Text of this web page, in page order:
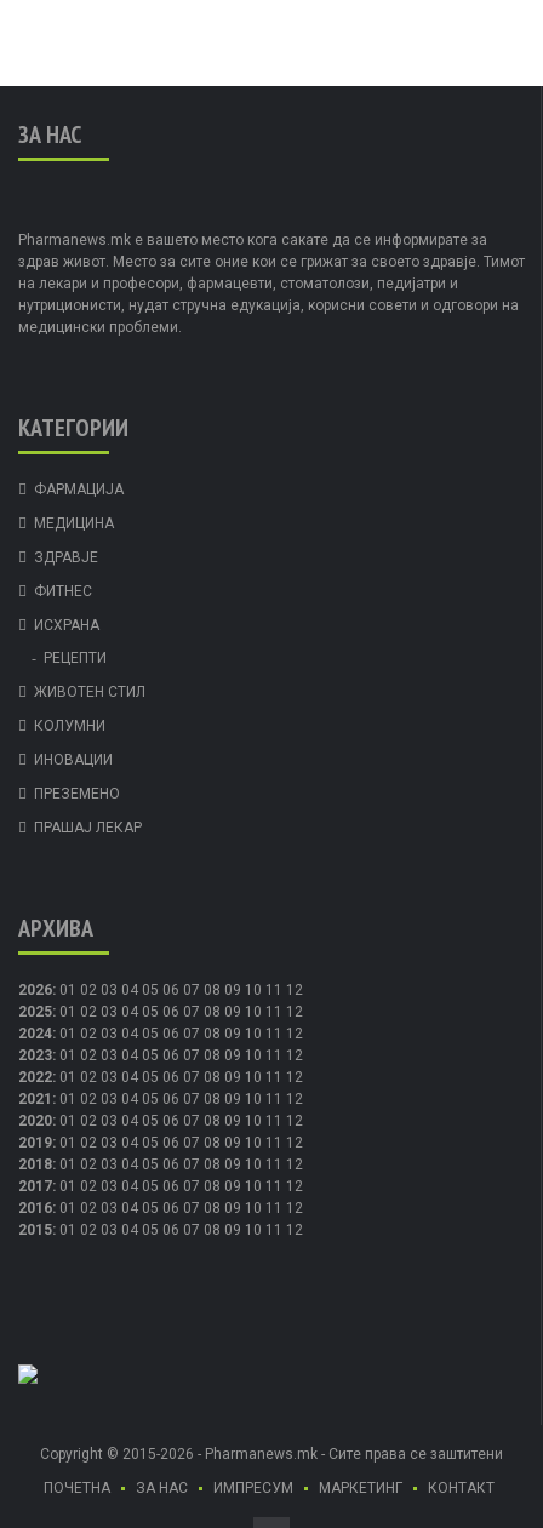
ЗА НАС
Pharmanews.mk е вашето место кога сакате да се информирате за
здрав живот. Место за сите оние кои се грижат за своето здравје. Тимот
на лекари и професори, фармацевти, стоматолози, педијатри и
нутриционисти, нудат стручна едукација, корисни совети и одговори на
медицински проблеми.
КАТЕГОРИИ
ФАРМАЦИЈА
МЕДИЦИНА
ЗДРАВЈЕ
ФИТНЕС
ИСХРАНА
РЕЦЕПТИ
ЖИВОТЕН СТИЛ
КОЛУМНИ
ИНОВАЦИИ
ПРЕЗЕМЕНО
ПРАШАЈ ЛЕКАР
АРХИВА
2026: 01 02 03 04 05 06 07 08 09 10 11 12
2025: 01 02 03 04 05 06 07 08 09 10 11 12
2024: 01 02 03 04 05 06 07 08 09 10 11 12
2023: 01 02 03 04 05 06 07 08 09 10 11 12
2022: 01 02 03 04 05 06 07 08 09 10 11 12
2021 : 01 02 03 04 05 06 07 08 09 10 11 12
2020: 01 02 03 04 05 06 07 08 09 10 11 12
2019: 01 02 03 04 05 06 07 08 09 10 11 12
2018: 01 02 03 04 05 06 07 08 09 10 11 12
2017: 01 02 03 04 05 06 07 08 09 10 11 12
2016: 01 02 03 04 05 06 07 08 09 10 11 12
2015: 01 02 03 04 05 06 07 08 09 10 11 12
Copyright © 2015-2026 - Pharmanews.mk - Сите права се заштитени
ПОЧЕТНА
ЗА НАС ИМПРЕСУМ МАРКЕТИНГ КОНТАКТ